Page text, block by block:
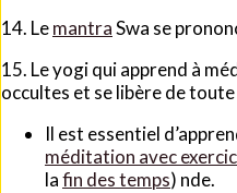
14. LemantraSwa se
15. Le yogi qui apprend à
occultes et se libère de
Il est essentiel
méditation avec
lafin des temps) nde.